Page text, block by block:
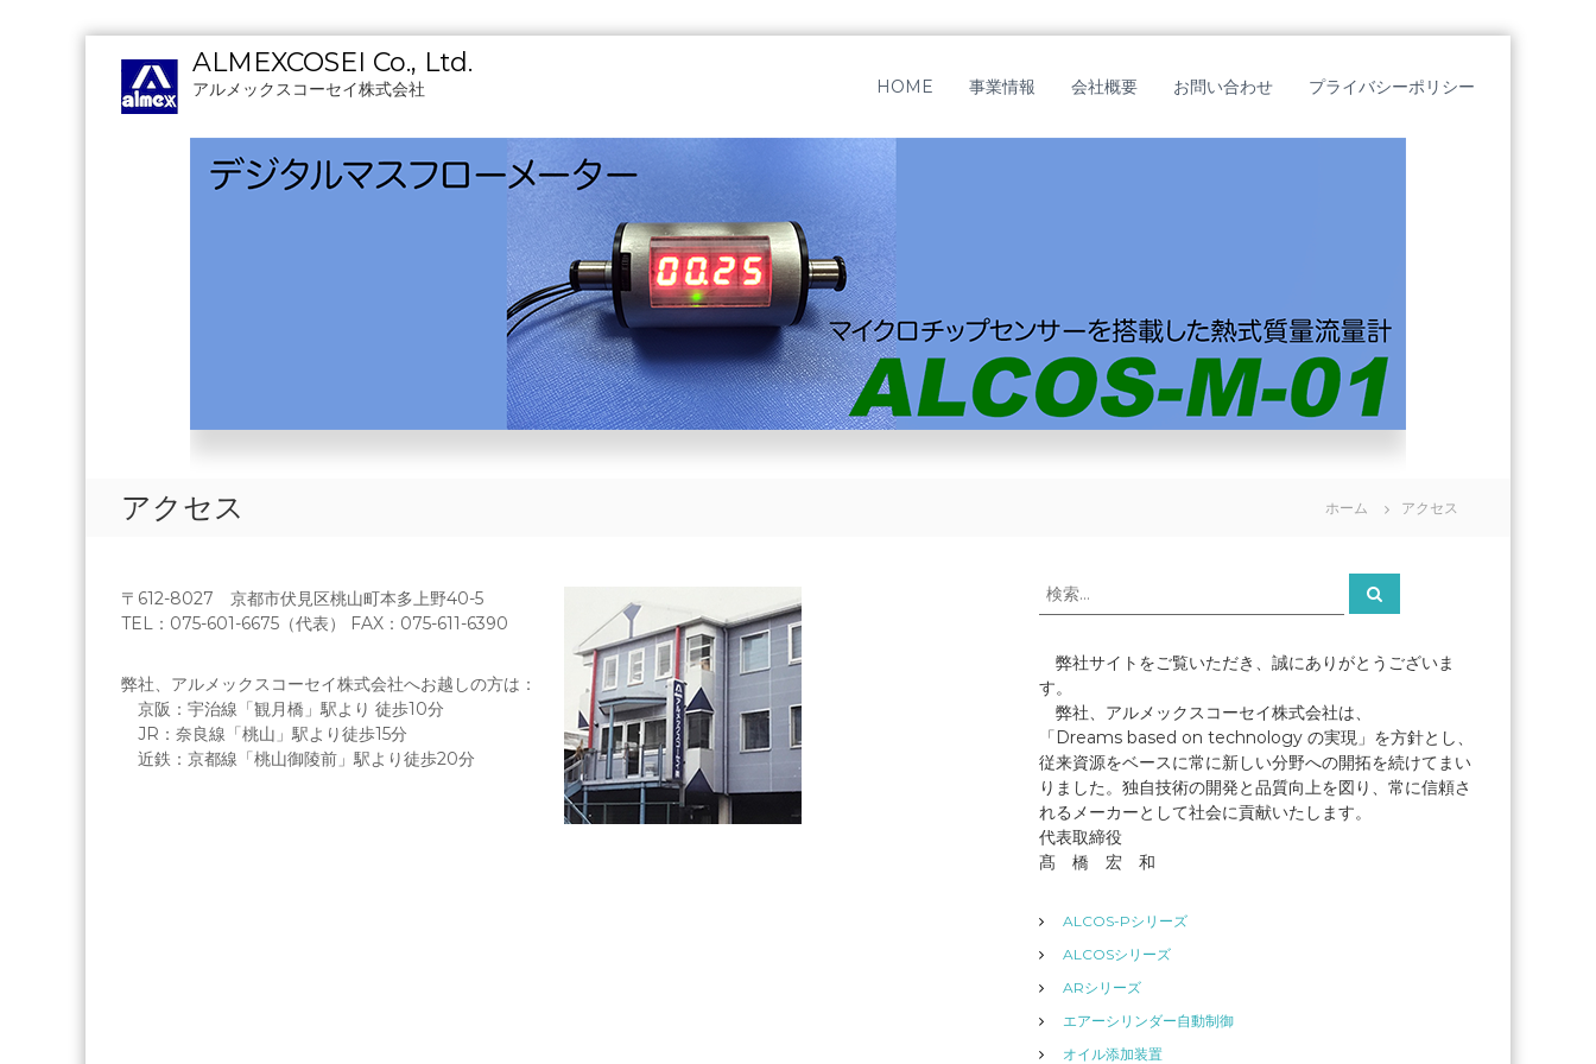
ALMEXCOSEI Co., Ltd.
アルメックスコーセイ株式会社 HOME 事業情報 会社概要 お問い合わせ プライバシーポリシー
アクセス ホーム アクセス
〒612-8027 京都市伏見区桃山町本多上野40-5
TEL：075-601-6675（代表） FAX：075-611-6390
弊社、アルメックスコーセイ株式会社へお越しの方は：
京阪：宇治線「観月橋」駅より 徒歩10分
JR：奈良線「桃山」駅より徒歩15分
近鉄：京都線「桃山御陵前」駅より徒歩20分
検
索
:
検
索
弊社サイトをご覧いただき、誠にありがとうございま
す。
弊社、アルメックスコーセイ株式会社は、
「Dreams based on technology の実現」を方針とし、
従来資源をベースに常に新しい分野への開拓を続けてまい
りました。独自技術の開発と品質向上を図り、常に信頼さ
れるメーカーとして社会に貢献いたします。
代表取締役
髙 橋 宏 和
ALCOS-Pシリーズ
ALCOSシリーズ
ARシリーズ
エアーシリンダー自動制御
オイル添加装置